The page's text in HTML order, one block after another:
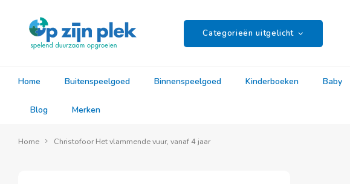
Categorieën uitgelicht
Home Buitenspeelgoed Binnenspeelgoed Kinderboeken Baby
Blog Merken
Home Christofoor Het vlammende vuur, vanaf 4 jaar